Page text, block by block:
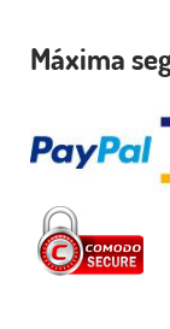
Máxima